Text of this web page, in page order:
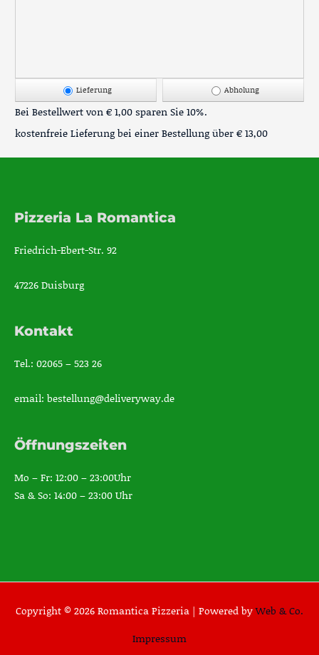
Lieferung Abholung
Bei Bestellwert von € 1,00 sparen Sie 10%.
kostenfreie Lieferung bei einer Bestellung über€ 13,00
Pizzeria La Romantica
Friedrich-Ebert-Str. 92
47226 Duisburg
Kontakt
Tel.: 02065 – 523 26
email: bestellung@deliveryway.de
Öffnungszeiten
Mo – Fr: 12:00 – 23:00Uhr
Sa & So: 14:00 – 23:00 Uhr
Copyright © 2026 Romantica Pizzeria | Powered byWeb & Co.
Impressum